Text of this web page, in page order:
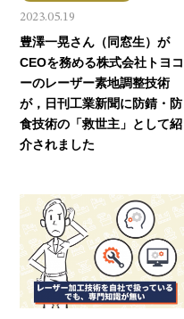
2023.05.19
豊澤一晃さん（同窓生）が
CEOを務める株式会社トヨコ
ーのレーザー素地調整技術
が，日刊工業新聞に防錆・防
食技術の「救世主」として紹
介されました